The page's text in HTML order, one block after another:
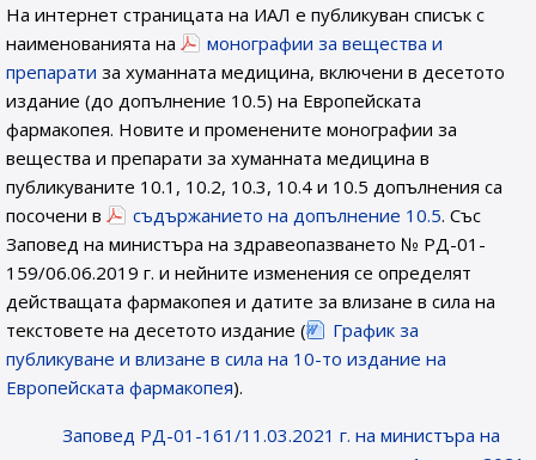
На интернет страницата на ИАЛ e публикуван списък с
наименованията на
монографии за вещества и
препарати за хуманната медицина, включени в десетото
издание (до допълнение 10.5) на Европейската
фармакопея. Новите и променените монографии за
вещества и препарати за хуманната медицина в
публикуваните 10.1, 10.2, 10.3, 10.4 и 10.5 допълнения са
посочени в
съдържанието на допълнение 10.5. Със
Заповед на министъра на здравеопазването № РД-01-
159/06.06.2019 г. и нейните изменения се определят
действащата фармакопея и датите за влизане в сила на
текстовете на десетото издание (
График за
публикуване и влизане в сила на 10-то издание на
Европейската фармакопея).
Заповед РД-01-161/11.03.2021 г. на министъра на